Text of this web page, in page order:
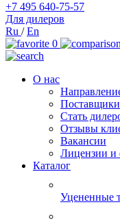
+7 495 640-75-57
Для дилеров
Ru /En
0
О нас
Поставщики
Стать
Отзывы
Вакансии
Лицензии и
Каталог
Уцененные